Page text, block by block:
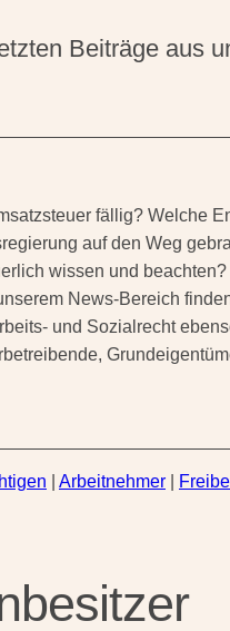
Beiträge aus
fällig? Welche
auf den Weg
wissen und
News-Bereich
und Sozialrecht
Arbeitnehmer